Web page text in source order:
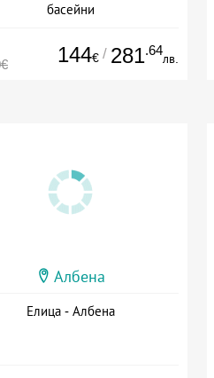
басейни
144€ / 281.64
лв.
Албена
Елица - Албена